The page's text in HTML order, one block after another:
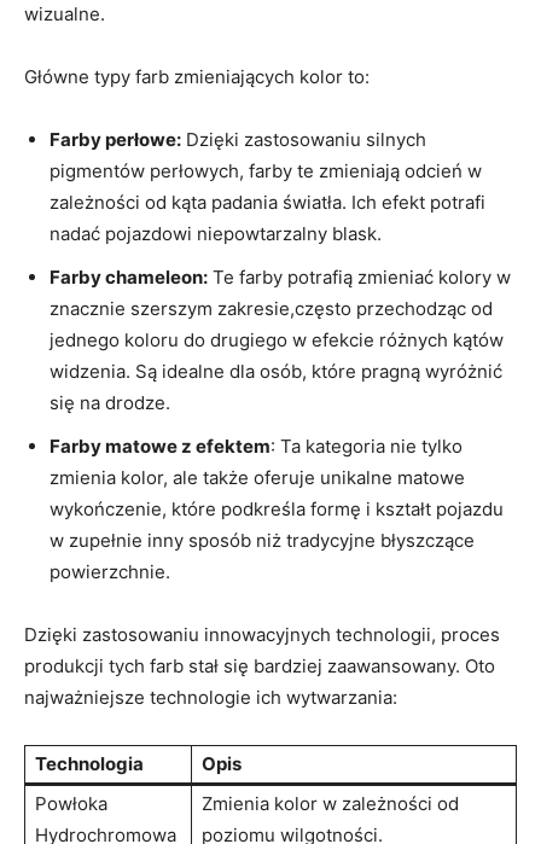
wizualne.
Główne typy farb zmieniających kolor to:
Farby perłowe: Dzięki zastosowaniu silnych
pigmentów perłowych, farby te zmieniają odcień w
zależności od kąta padania światła. Ich efekt potrafi
nadać pojazdowi niepowtarzalny blask.
Farby chameleon: Te farby potrafią zmieniać kolory w
znacznie szerszym zakresie,często przechodząc od
jednego koloru do drugiego w efekcie różnych kątów
widzenia. Są idealne dla osób, które pragną wyróżnić
się na drodze.
Farby matowe z efektem: Ta kategoria nie tylko
zmienia kolor, ale także oferuje unikalne matowe
wykończenie, które podkreśla formę i kształt pojazdu
w zupełnie inny sposób niż tradycyjne błyszczące
powierzchnie.
Dzięki zastosowaniu innowacyjnych technologii, proces
produkcji tych farb stał się bardziej zaawansowany. Oto
najważniejsze technologie ich wytwarzania:
Technologia
Opis
Powłoka
Hydrochromowa
Zmienia kolor w zależności od
poziomu wilgotności.